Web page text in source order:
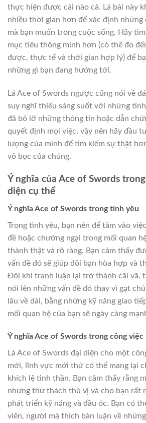
thực hiện được cái nào cả. Lá bài này
nhiều thời gian hơn để xác định
mà bạn muốn trong cuộc sống. Hãy
mục tiêu thông minh hơn (có thể đo
được, thực tế và thời gian hợp lý) để
những gì bạn đang hướng tới.
Lá Ace of Swords ngược cũng nói về
suy nghĩ thiếu sáng suốt với những
đã bỏ lỡ những thông tin hoặc dẫn
quyết định mọi việc, vậy nên hãy đầu
lượng của mình để tìm kiếm sự thật
vỏ bọc của chúng.
Ý nghĩa của Ace of Swords
diện cụ thể
Ý nghĩa Ace of Swords trong tình yêu
Trong tình yêu, bạn nên để tâm vào
đề hoặc chướng ngại trong mối quan
thành thật và rõ ràng. Bạn cảm thấy
vấn đề đó sẽ giúp đôi bạn hòa hợp và
Đôi khi tranh luận lại trở thành cãi vã,
nói lên những vấn đề đó thay vì gạt
lâu về dài, bằng những kỹ năng giao
mối quan hệ của bạn sẽ ngày càng
Ý nghĩa Ace of Swords trong công việc
Lá Ace of Swords đại diện cho một
mới, lĩnh vực mới thứ có thể mang lại
khích lệ tinh thần. Bạn cảm thấy rằng
những thử thách thú vị và cho bạn rất
phát triển kỹ năng và đầu óc. Bạn có
viên, người mà thích bàn luận về